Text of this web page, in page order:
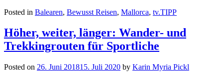
Posted in Balearen, Bewusst Reisen, Mallorca, tv.TIPP
Höher, weiter, länger: Wander- und
Trekkingrouten für Sportliche
Posted on 26. Juni 201815. Juli 2020 by Karin Myria Pickl